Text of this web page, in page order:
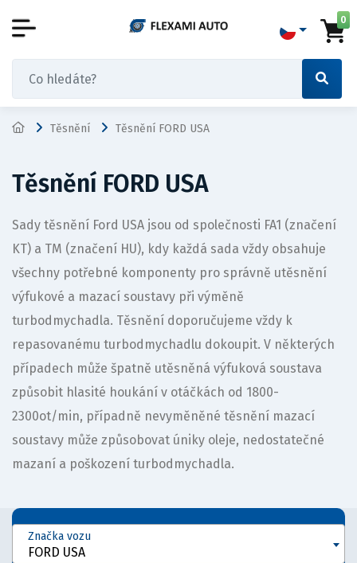
0
Těsnění Těsnění FORD USA
Těsnění FORD USA
Sady těsnění Ford USA jsou od společnosti FA1 (značení
KT) a TM (značení HU), kdy každá sada vždy obsahuje
všechny potřebné komponenty pro správně utěsnění
výfukové a mazací soustavy při výměně
turbodmychadla. Těsnění doporučujeme vždy k
repasovanému turbodmychadlu dokoupit. V některých
případech může špatně utěsněná výfuková soustava
způsobit hlasité houkání v otáčkách od 1800-
2300ot/min, případně nevyměněné těsnění mazací
soustavy může způsobovat úniky oleje, nedostatečné
mazaní a poškození turbodmychadla.
FORD USA
Značka vozu